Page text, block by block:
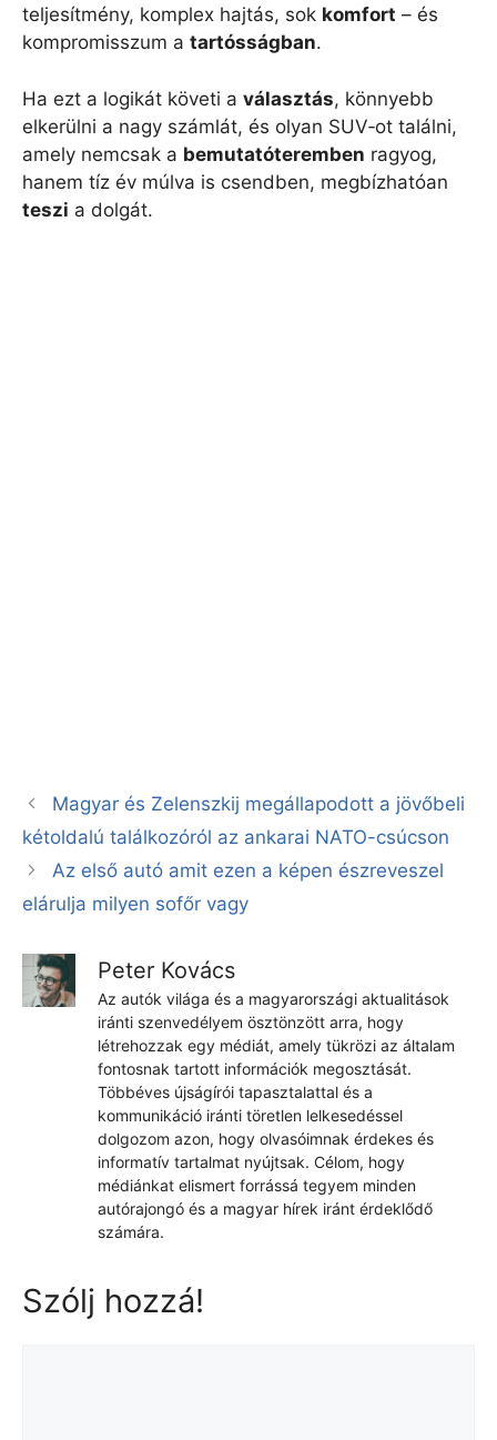
teljesítmény, komplex hajtás, sok komfort – és
kompromisszum a tartósságban.
Ha ezt a logikát követi a választás, könnyebb
elkerülni a nagy számlát, és olyan SUV‑ot találni,
amely nemcsak a bemutatóteremben ragyog,
hanem tíz év múlva is csendben, megbízhatóan
teszi a dolgát.
Magyar és Zelenszkij megállapodott a jövőbeli
kétoldalú találkozóról az ankarai NATO-csúcson
Az első autó amit ezen a képen észreveszel
elárulja milyen sofőr vagy
Peter Kovács
Az autók világa és a magyarországi aktualitások
iránti szenvedélyem ösztönzött arra, hogy
létrehozzak egy médiát, amely tükrözi az általam
fontosnak tartott információk megosztását.
Többéves újságírói tapasztalattal és a
kommunikáció iránti töretlen lelkesedéssel
dolgozom azon, hogy olvasóimnak érdekes és
informatív tartalmat nyújtsak. Célom, hogy
médiánkat elismert forrássá tegyem minden
autórajongó és a magyar hírek iránt érdeklődő
számára.
Szólj hozzá!